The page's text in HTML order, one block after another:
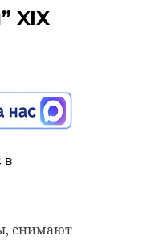
XIX
в
снимают